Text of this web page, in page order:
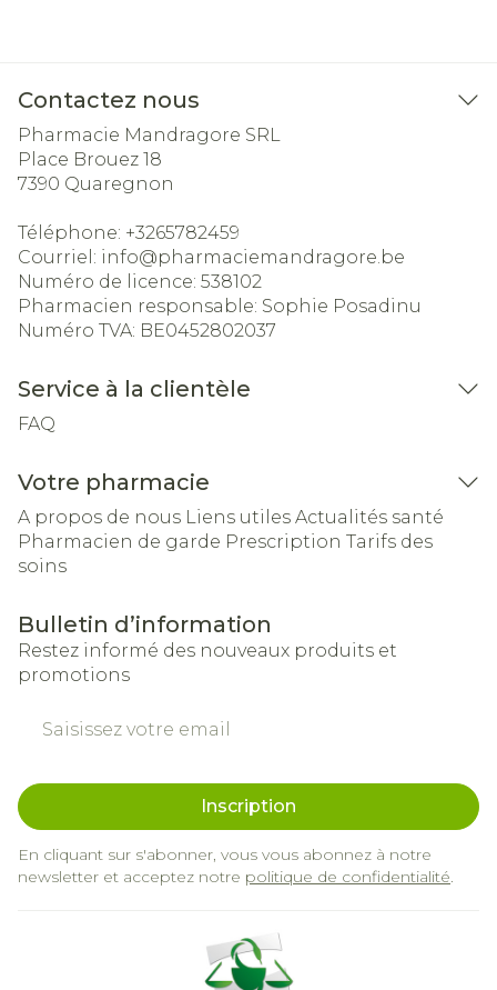
Contactez nous
Pharmacie Mandragore SRL
Place Brouez 18
7390 Quaregnon
Téléphone: +3265782459
Courriel: info@pharmaciemandragore.be
Numéro de licence: 538102
Pharmacien responsable: Sophie Posadinu
Numéro TVA: BE0452802037
Service à la clientèle
FAQ
Votre pharmacie
A propos de nous Liens utiles Actualités santé
Pharmacien de garde Prescription Tarifs des
soins
Bulletin d’information
Restez informé des nouveaux produits et
promotions
Inscription
En cliquant sur s'abonner, vous vous abonnez à notre
newsletter et acceptez notre politique de confidentialité.